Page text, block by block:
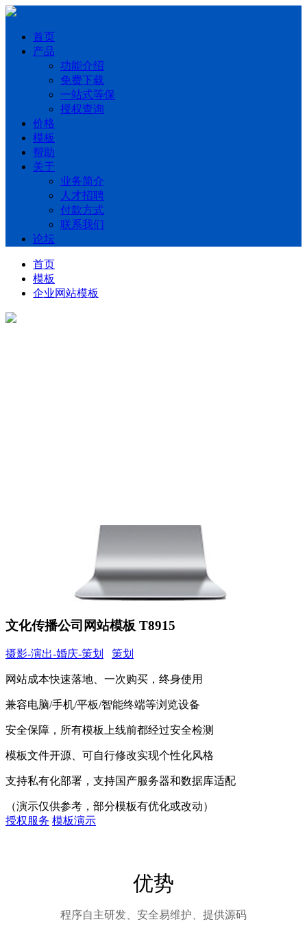
首页
产品
功能介绍
免费下载
一站式等保
授权查询
价格
模板
帮助
关于
业务简介
人才招聘
付款方式
联系我们
论坛
首页
模板
企业网站模板
文化传播公司网站模板 T8915
摄影-演出-婚庆-策划 策划
网站成本快速落地、一次购买，终身使用
兼容电脑/手机/平板/智能终端等浏览设备
安全保障，所有模板上线前都经过安全检测
模板文件开源、可自行修改实现个性化风格
支持私有化部署，支持国产服务器和数据库适配
（演示仅供参考，部分模板有优化或改动）
授权服务 模板演示
优势
程序自主研发、安全易维护、提供源码